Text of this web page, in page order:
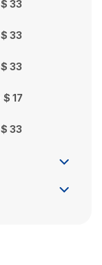
$ 33
$ 33
$ 33
$ 17
$ 33